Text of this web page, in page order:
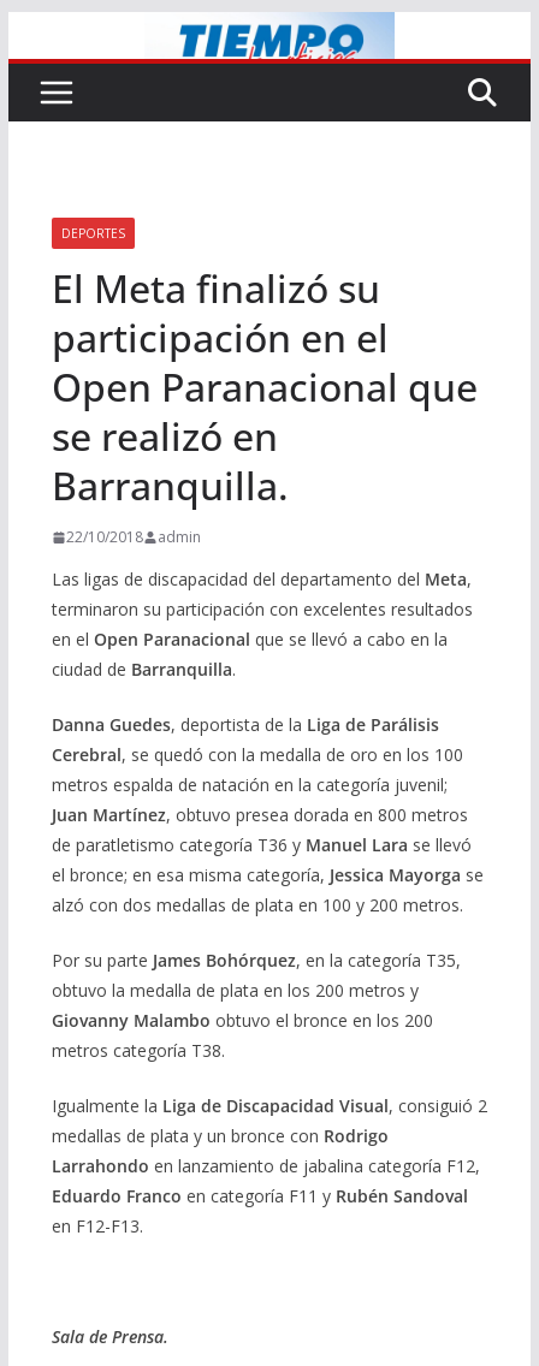
al
contenido
DEPORTES
El Meta finalizó su
participación en el
Open Paranacional que
se realizó en
Barranquilla.
22/10/2018 admin
Las ligas de discapacidad del departamento del Meta,
terminaron su participación con excelentes resultados
en el Open Paranacional que se llevó a cabo en la
ciudad de Barranquilla.
Danna Guedes, deportista de la Liga de Parálisis
Cerebral, se quedó con la medalla de oro en los 100
metros espalda de natación en la categoría juvenil;
Juan Martínez, obtuvo presea dorada en 800 metros
de paratletismo categoría T36 y Manuel Lara se llevó
el bronce; en esa misma categoría, Jessica Mayorga se
alzó con dos medallas de plata en 100 y 200 metros.
Por su parte James Bohórquez, en la categoría T35,
obtuvo la medalla de plata en los 200 metros y
Giovanny Malambo obtuvo el bronce en los 200
metros categoría T38.
Igualmente la Liga de Discapacidad Visual, consiguió 2
medallas de plata y un bronce con Rodrigo
Larrahondo en lanzamiento de jabalina categoría F12,
Eduardo Franco en categoría F11 y Rubén Sandoval
en F12-F13.
Sala de Prensa.